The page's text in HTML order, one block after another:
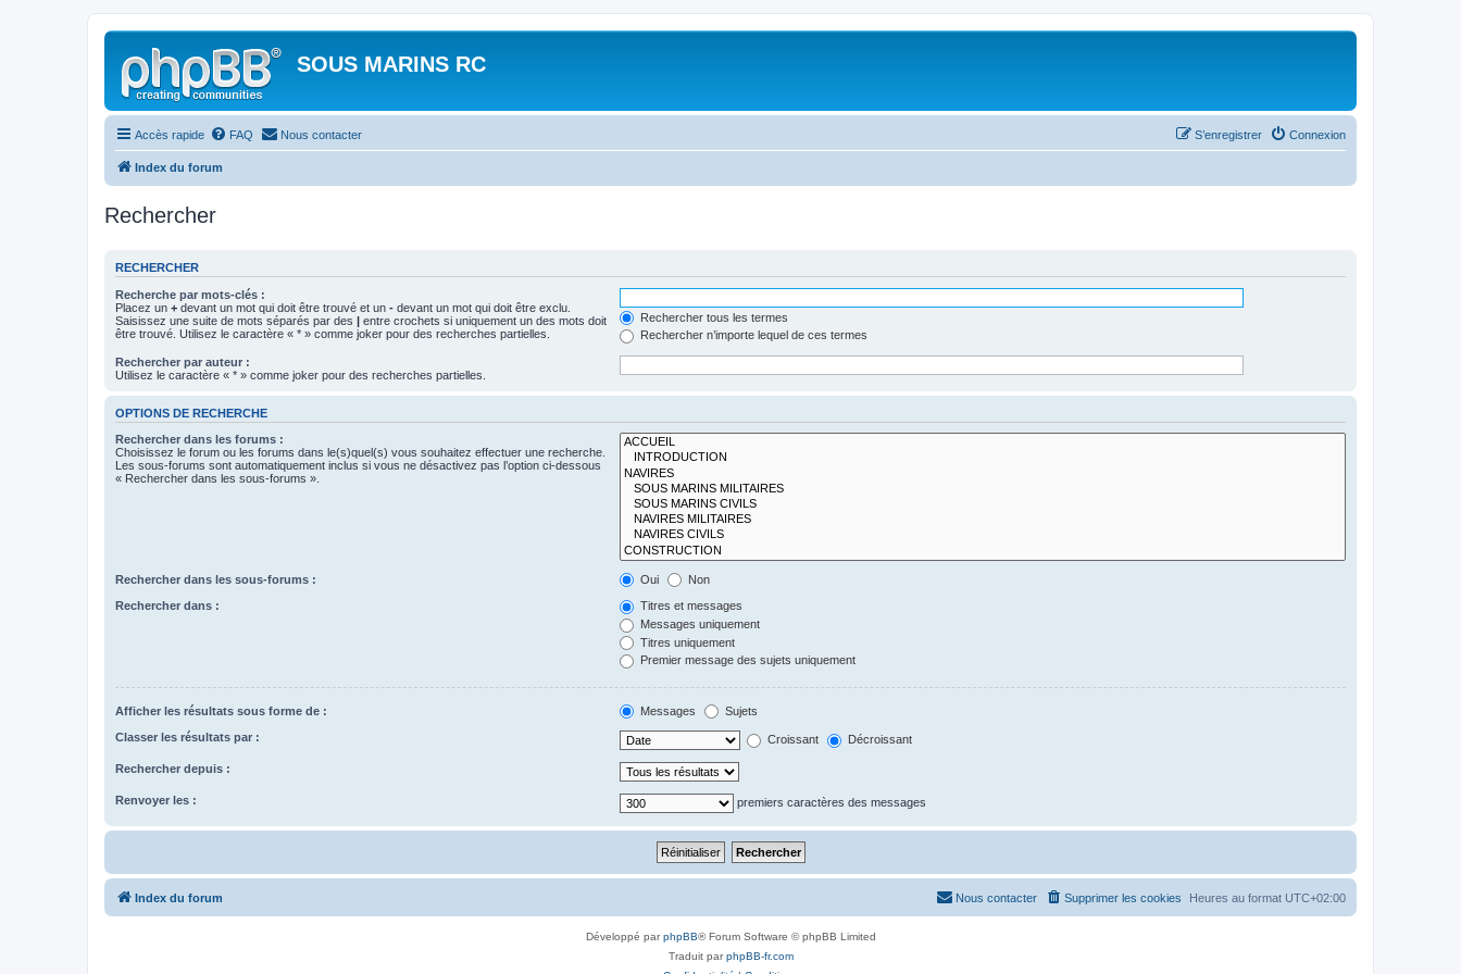
SOUS MARINS RC
Accès rapide FAQ Nous contacter Connexion
S’enregistrer
Index du forum
Rechercher
RECHERCHER
Recherche par mots-clés :
Placez un + devant un mot qui doit être trouvé et un - devant un mot qui doit être exclu.
Saisissez une suite de mots séparés par des | entre crochets si uniquement un des mots doit
être trouvé. Utilisez le caractère « * » comme joker pour des recherches partielles.
Rechercher tous les termes
Rechercher n’importe lequel de ces termes
Rechercher par auteur :
Utilisez le caractère « * » comme joker pour des recherches partielles.
OPTIONS DE RECHERCHE
Rechercher dans les forums :
Choisissez le forum ou les forums dans le(s)quel(s) vous souhaitez effectuer une recherche.
Les sous-forums sont automatiquement inclus si vous ne désactivez pas l’option ci-dessous
« Rechercher dans les sous-forums ».
Rechercher dans les sous-forums : Oui Non
Rechercher dans :
Titres et messages
Messages uniquement
Titres uniquement
Premier message des sujets uniquement
Afficher les résultats sous forme de : Messages Sujets
Classer les résultats par : Croissant Décroissant
Rechercher depuis :
Renvoyer les : premiers caractères des messages
Index du forum Heures au format UTC+02:00
Supprimer les cookies
Nous contacter
Développé parphpBB® Forum Software © phpBB Limited
Traduit parphpBB-fr.com